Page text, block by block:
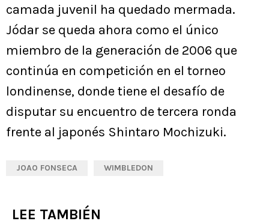
camada juvenil ha quedado mermada.
Jódar se queda ahora como el único
miembro de la generación de 2006 que
continúa en competición en el torneo
londinense, donde tiene el desafío de
disputar su encuentro de tercera ronda
frente al japonés Shintaro Mochizuki.
JOAO FONSECA WIMBLEDON
LEE TAMBIÉN